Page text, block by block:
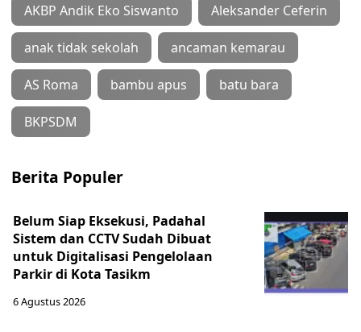
AKBP Andik Eko Siswanto Aleksander Ceferin
anak tidak sekolah ancaman kemarau
AS Roma bambu apus batu bara
BKPSDM
Berita Populer
Belum Siap Eksekusi, Padahal
Sistem dan CCTV Sudah Dibuat
untuk Digitalisasi Pengelolaan
Parkir di Kota Tasikm
6 Agustus 2026